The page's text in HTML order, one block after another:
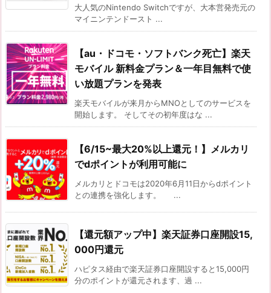
大人気のNintendo Switchですが、大本営発売元の
マイニンテンドースト ...
【au・ドコモ・ソフトバンク死亡】楽天
モバイル 新料金プラン＆一年目無料で使
い放題プランを発表
楽天モバイルが来月からMNOとしてのサービスを
開始します。 そしてその初年度はな ...
【6/15~最大20%以上還元！】メルカリ
でdポイントが利用可能に
メルカリとドコモは2020年6月11日からdポイント
との連携を強化します。 ...
【還元額アップ中】楽天証券口座開設15,
000円還元
ハピタス経由で楽天証券口座開設すると15,000円
分のポイントが還元されます、過 ...